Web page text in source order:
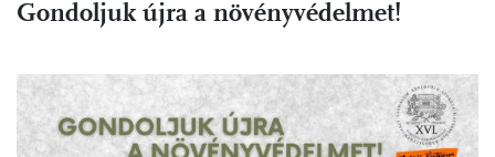
Gondoljuk újra a növényvédelmet!